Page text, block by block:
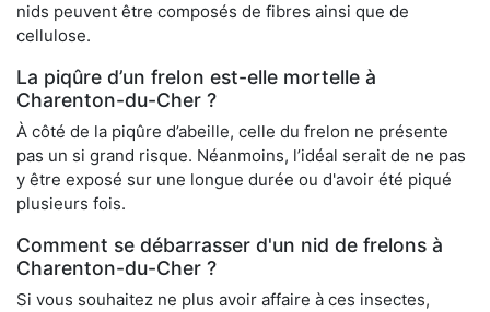
nids peuvent être composés de fibres ainsi que de
cellulose.
La piqûre d’un frelon est-elle mortelle à
Charenton-du-Cher ?
À côté de la piqûre d’abeille, celle du frelon ne présente
pas un si grand risque. Néanmoins, l’idéal serait de ne pas
y être exposé sur une longue durée ou d'avoir été piqué
plusieurs fois.
Comment se débarrasser d'un nid de frelons à
Charenton-du-Cher ?
Si vous souhaitez ne plus avoir affaire à ces insectes,